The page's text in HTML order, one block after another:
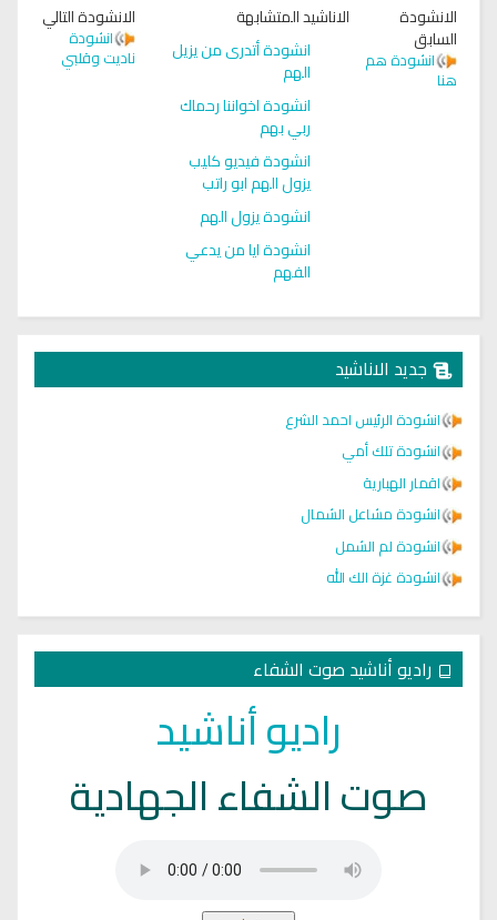
الانشودة
السابق
انشودة هم
هنا
الاناشيد المتشابهة
انشودة أتدرى من يزيل
الهم
انشودة اخواننا رحماك
ربي بهم
انشودة فيديو كليب
يزول الهم ابو راتب
انشودة يزول الهم
انشودة ايا من يدعي
الفهم
الانشودة التالي
انشودة
ناديت وقلبي
جديد الاناشيد
انشودة الرئيس احمد الشرع
انشودة تلك أمي
اقمار الهبارية
انشودة مشاعل الشمال
انشودة لم الشمل
انشودة غزة الك الله
راديو أناشيد صوت الشفاء
راديو أناشيد
صوت الشفاء الجهادية